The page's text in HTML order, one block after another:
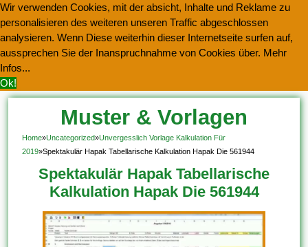
Wir verwenden Cookies, mit der absicht, Inhalte und Reklame zu
personalisieren des weiteren unseren Traffic abgeschlossen
analysieren. Wenn Diese weiterhin dieser Internetseite surfen auf,
aussprechen Sie der Inanspruchnahme von Cookies über. Mehr
Infos...
Ok!
Muster & Vorlagen
Kostenlos Herunterladen
Home»Uncategorized»Unvergesslich Vorlage Kalkulation Für
2019»Spektakulär Hapak Tabellarische Kalkulation Hapak Die 561944
Spektakulär Hapak Tabellarische
Kalkulation Hapak Die 561944